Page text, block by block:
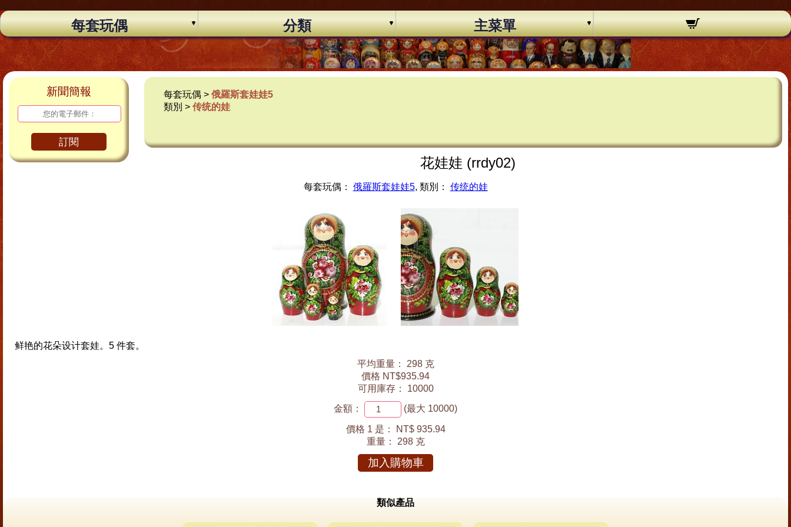
每套玩偶 分類 主菜單
新聞簡報
訂閱
每套玩偶 >俄羅斯套娃娃5
類別 >传统的娃
花娃娃 (rrdy02)
每套玩偶： 俄羅斯套娃娃5, 類別： 传统的娃
鲜艳的花朵设计套娃。5 件套。
平均重量： 298 克
價格 NT$935.94
可用庫存： 10000
金額： (最大 10000)
價格 1 是：
NT$ 935.94
重量： 298 克
加入購物車
類似產品